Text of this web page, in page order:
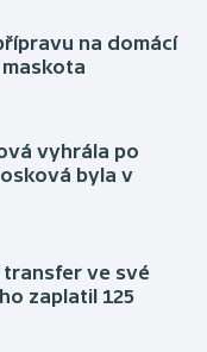
na domácí
vyhrála po
byla v
transfer ve své
zaplatil 125